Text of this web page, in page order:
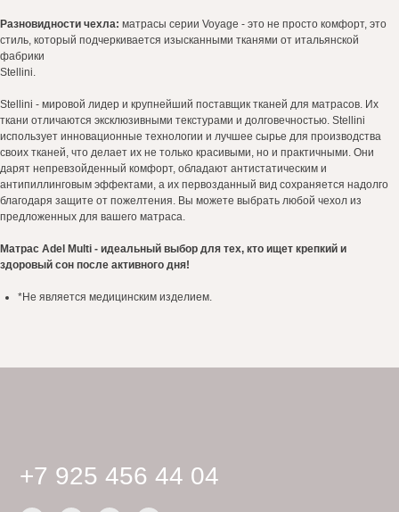
Разновидности чехла: матрасы серии Voyage - это не просто комфорт, это
стиль, который подчеркивается изысканными тканями от итальянской
фабрики
Stellini.
Stellini - мировой лидер и крупнейший поставщик тканей для матрасов. Их
ткани отличаются эксклюзивными текстурами и долговечностью. Stellini
использует инновационные технологии и лучшее сырье для производства
своих тканей, что делает их не только красивыми, но и практичными. Они
дарят непревзойденный комфорт, обладают антистатическим и
антипиллинговым эффектами, а их первозданный вид сохраняется надолго
благодаря защите от пожелтения. Вы можете выбрать любой чехол из
предложенных для вашего матраса.
Матрас Adel Multi - идеальный выбор для тех, кто ищет крепкий и
здоровый сон после активного дня!
*Не является медицинским изделием.